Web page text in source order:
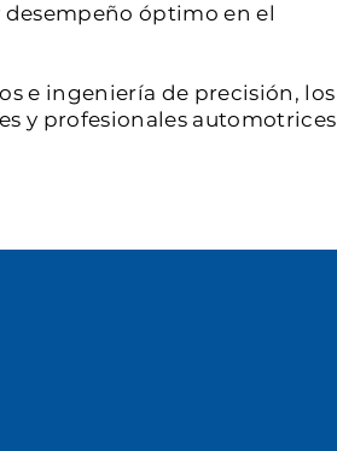
óptimo en el
e ingeniería de precisión, los
y profesionales automotrices